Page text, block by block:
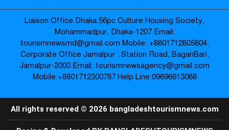
প্রায় ২৪ ঘণ্টা শূন্যরেখায় থাকার পর উদ্ধার
বৃদ্ধার পরিবারের কাছে হস্তান্তর-
জামালপুরে পুলিশের বিশেষ অভিযান:
উদ্ধার; ইয়াবাসহ আটক ২-
Liaison Office Dhaka:56pc Culture Housing Society,
Mohammadpur, Dhaka-1207 Email:
tourismnewsmd@gmail.com Mobile: ‪+8801712805804‬,
Corporate Office Jamalpur : Station Road, BaganBari,
Jamalpur-2000 Email: tourismnewsagency@gmail.com
Mobile:‪+8801712300787‬ Help Line:09696613088
All rights reserved © 2026 bangladeshtourismnews.com